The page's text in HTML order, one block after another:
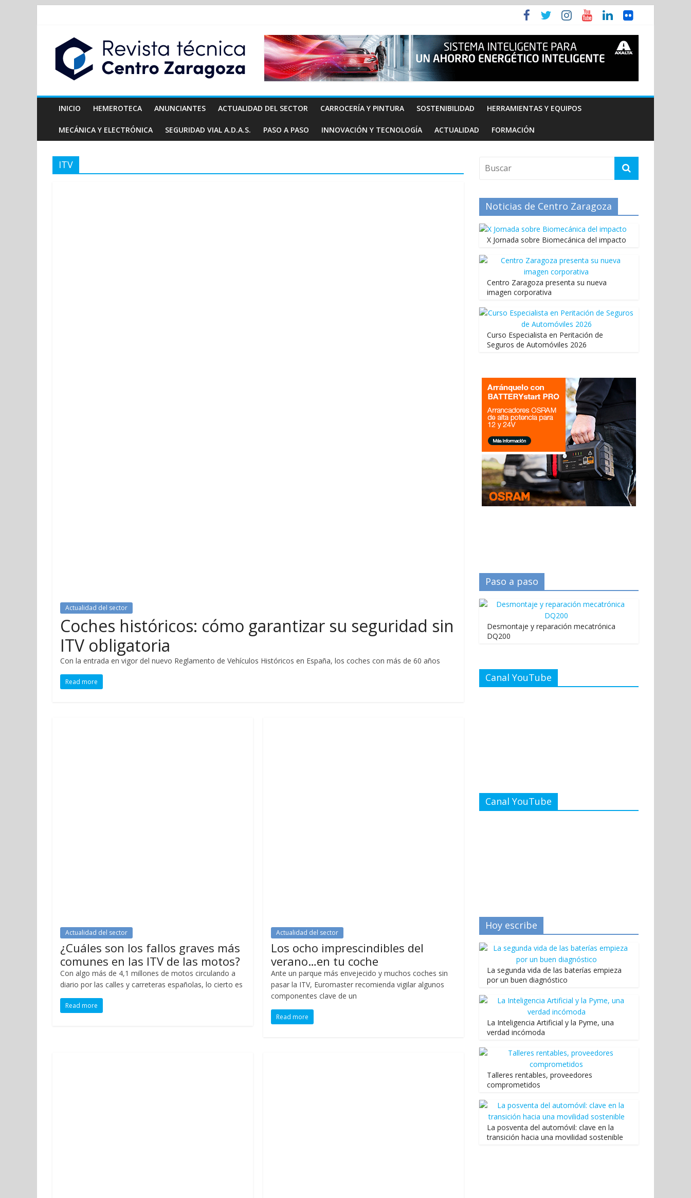
INICIO HEMEROTECA ANUNCIANTES ACTUALIDAD DEL SECTOR CARROCERÍA Y PINTURA SOSTENIBILIDAD HERRAMIENTAS Y EQUIPOS
MECÁNICA Y ELECTRÓNICA SEGURIDAD VIAL A.D.A.S. PASO A PASO INNOVACIÓN Y TECNOLOGÍA ACTUALIDAD FORMACIÓN
ITV
Actualidad del sector
Coches históricos: cómo garantizar su seguridad sin
ITV obligatoria
Con la entrada en vigor del nuevo Reglamento de Vehículos Históricos en España, los coches con más de 60 años
Read more
Actualidad del sector
¿Cuáles son los fallos graves más
comunes en las ITV de las motos?
Con algo más de 4,1 millones de motos circulando a
diario por las calles y carreteras españolas, lo cierto es
Read more
Actualidad del sector
Los ocho imprescindibles del
verano…en tu coche
Ante un parque más envejecido y muchos coches sin
pasar la ITV, Euromaster recomienda vigilar algunos
componentes clave de un
Read more
Noticias de Centro Zaragoza
X Jornada sobre Biomecánica del impacto
Centro Zaragoza presenta su nueva
imagen corporativa
Curso Especialista en Peritación de
Seguros de Automóviles 2026
Paso a paso
Desmontaje y reparación mecatrónica
DQ200
Canal YouTube
Canal YouTube
Hoy escribe
La segunda vida de las baterías empieza
por un buen diagnóstico
La Inteligencia Artificial y la Pyme, una
verdad incómoda
Talleres rentables, proveedores
comprometidos
La posventa del automóvil: clave en la
transición hacia una movilidad sostenible